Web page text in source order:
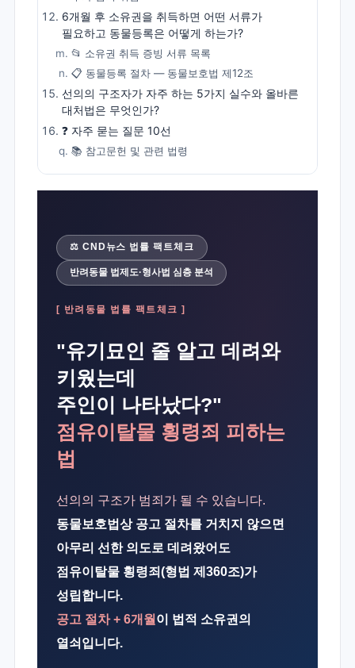
6개월 후 소유권을 취득하면 어떤 서류가
필요하고 동물등록은 어떻게 하는가?
📂 소유권 취득 증빙 서류 목록
📋 동물등록 절차 — 동물보호법 제12조
선의의 구조자가 자주 하는 5가지 실수와 올바른
대처법은 무엇인가?
❓ 자주 묻는 질문 10선
📚 참고문헌 및 관련 법령
⚖️ CND뉴스 법률 팩트체크
반려동물 법제도·형사법 심층 분석
[ 반려동물 법률 팩트체크 ]
"유기묘인 줄 알고 데려와
키웠는데
주인이 나타났다?"
점유이탈물 횡령죄 피하는
법
선의의 구조가 범죄가 될 수 있습니다.
동물보호법상 공고 절차를 거치지 않으면
아무리 선한 의도로 데려왔어도
점유이탈물 횡령죄(형법 제360조)가
성립합니다.
공고 절차 + 6개월 이 법적 소유권의
열쇠입니다.